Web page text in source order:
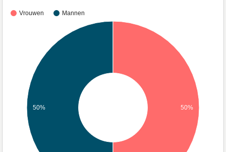
Vrouwen Mannen
50% 50%